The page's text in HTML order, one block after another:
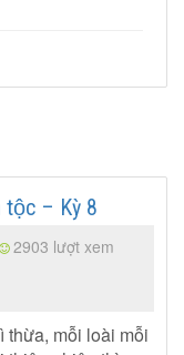
tộc – Kỳ 8
2903 lượt xem
thừa, mỗi loài mỗi